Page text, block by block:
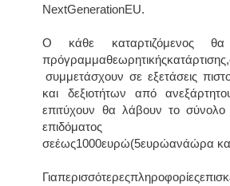
NextGenerationEU.
Ο κάθε καταρτιζόμενος θα
πρόγραμμαθεωρητικήςκατάρτισης,
συμμετάσχουν σε εξετάσεις
και δεξιοτήτων από
επιτύχουν θα λάβουν το σύνολο
επιδόματος
σεέως1000ευρώ(5ευρώανάώρα